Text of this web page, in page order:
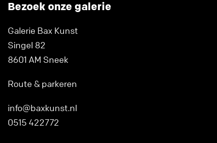
Bezoek onze galerie
Galerie Bax Kunst
Singel 82
8601 AM Sneek
Route & parkeren
info@baxkunst.nl
0515 422772